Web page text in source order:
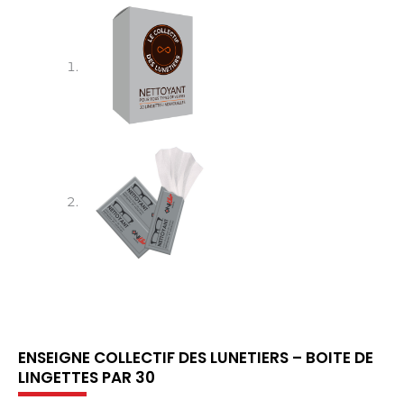
ENSEIGNE COLLECTIF DES LUNETIERS – BOITE DE
LINGETTES PAR 30